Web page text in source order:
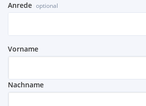
Anrede optional
Vorname
Nachname